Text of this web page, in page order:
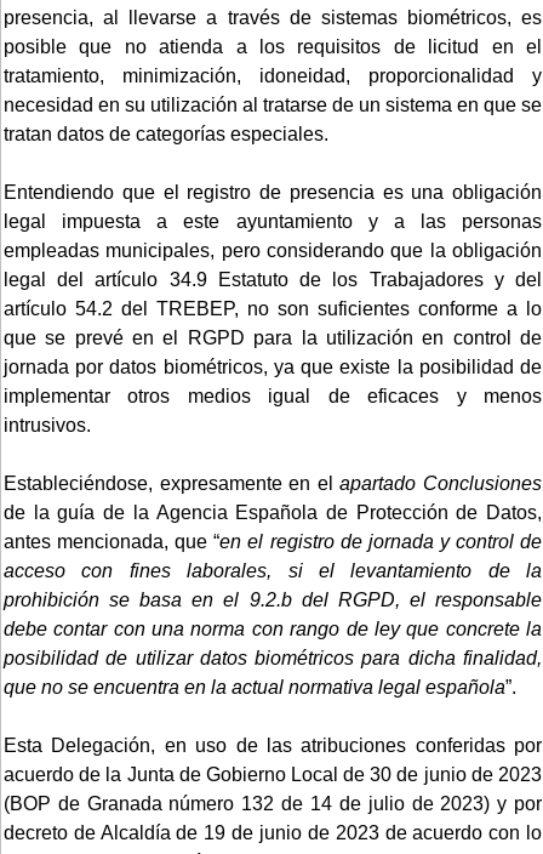
presencia, al llevarse a través de sistemas biométricos, es
posible que no atienda a los requisitos de licitud en el
tratamiento, minimización, idoneidad, proporcionalidad y
necesidad en su utilización al tratarse de un sistema en que se
tratan datos de categorías especiales.
Entendiendo que el registro de presencia es una obligación
legal impuesta a este ayuntamiento y a las personas
empleadas municipales, pero considerando que la obligación
legal del artículo 34.9 Estatuto de los Trabajadores y del
artículo 54.2 del TREBEP, no son suficientes conforme a lo
que se prevé en el RGPD para la utilización en control de
jornada por datos biométricos, ya que existe la posibilidad de
implementar otros medios igual de eficaces y menos
intrusivos.
Estableciéndose, expresamente en elapartado Conclusiones
de la guía de la Agencia Española de Protección de Datos,
antes mencionada, que “en el registro de jornada y control de
acceso con fines laborales, si el levantamiento de la
prohibición se basa en el 9.2.b del RGPD, el responsable
debe contar con una norma con rango de ley que concrete la
posibilidad de utilizar datos biométricos para dicha finalidad,
que no se encuentra en la actual normativa legal española”.
Esta Delegación, en uso de las atribuciones conferidas por
acuerdo de la Junta de Gobierno Local de 30 de junio de 2023
(BOP de Granada número 132 de 14 de julio de 2023) y por
decreto de Alcaldía de 19 de junio de 2023 de acuerdo con lo